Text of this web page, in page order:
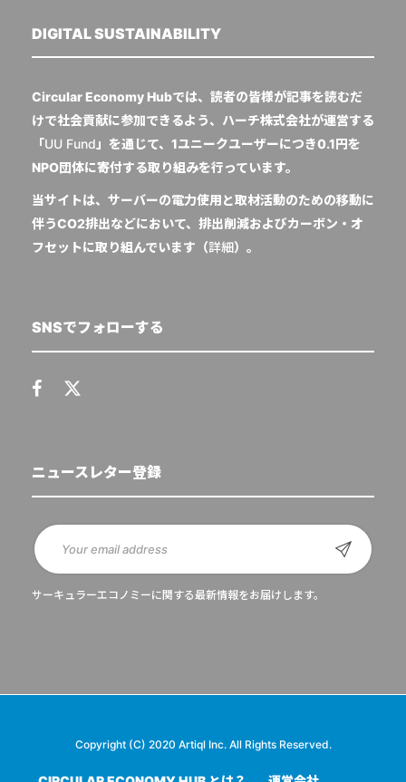
DIGITAL SUSTAINABILITY
Circular Economy Hubでは、読者の皆様が記事を読むだ
けで社会貢献に参加できるよう、ハーチ株式会社が運営する
「UU Fund 」を通じて、1ユニークユーザーにつき0.1円を
NPO団体に寄付する取り組みを行っています。
当サイトは、サーバーの電力使用と取材活動のための移動に
伴うCO2排出などにおいて、排出削減およびカーボン・オ
フセットに取り組んでいます（詳細）。
SNSでフォローする
ニュースレター登録
サーキュラーエコノミーに関する最新情報をお届けします。
Copyright (C) 2020 Artiql Inc. All Rights Reserved.